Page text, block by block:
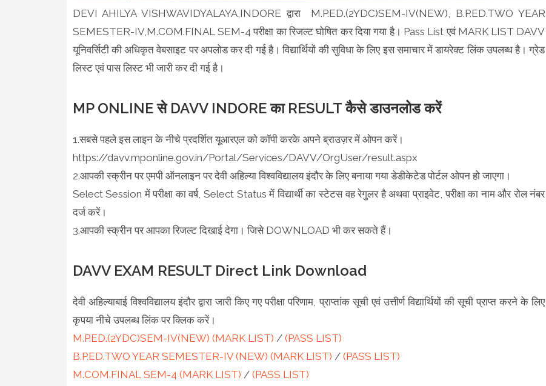
DEVI AHILYA VISHWAVIDYALAYA,INDORE द्वारा M.P.ED.(2YDC)SEM-IV(NEW), B.P.ED.TWO YEAR
SEMESTER-IV,M.COM.FINAL SEM-4 परीक्षा का रिजल्ट घोषित कर दिया गया है। Pass List एवं MARK LIST DAVV
यूनिवर्सिटी की अधिकृत वेबसाइट पर अपलोड कर दी गई है। विद्यार्थियों की सुविधा के लिए इस समाचार में डायरेक्ट लिंक उपलब्ध है। ग्रेड
लिस्ट एवं पास लिस्ट भी जारी कर दी गई है।
MP ONLINE से DAVV INDORE का RESULT कैसे डाउनलोड करें
1.सबसे पहले इस लाइन के नीचे प्रदर्शित यूआरएल को कॉपी करके अपने ब्राउज़र में ओपन करें।
https://davv.mponline.gov.in/Portal/Services/DAVV/OrgUser/result.aspx
2.आपकी स्क्रीन पर एमपी ऑनलाइन पर देवी अहिल्या विश्वविद्यालय इंदौर के लिए बनाया गया डेडीकेटेड पोर्टल ओपन हो जाएगा।
Select Session में परीक्षा का वर्ष, Select Status में विद्यार्थी का स्टेटस वह रेगुलर है अथवा प्राइवेट, परीक्षा का नाम और रोल नंबर
दर्ज करें।
3.आपकी स्क्रीन पर आपका रिजल्ट दिखाई देगा। जिसे DOWNLOAD भी कर सकते हैं।
DAVV EXAM RESULT Direct Link Download
देवी अहिल्याबाई विश्वविद्यालय इंदौर द्वारा जारी किए गए परीक्षा परिणाम, प्राप्तांक सूची एवं उत्तीर्ण विद्यार्थियों की सूची प्राप्त करने के लिए
कृपया नीचे उपलब्ध लिंक पर क्लिक करें।
M.P.ED.(2YDC)SEM-IV(NEW) (MARK LIST) / (PASS LIST)
B.P.ED.TWO YEAR SEMESTER-IV (NEW) (MARK LIST) / (PASS LIST)
M.COM.FINAL SEM-4 (MARK LIST) / (PASS LIST)